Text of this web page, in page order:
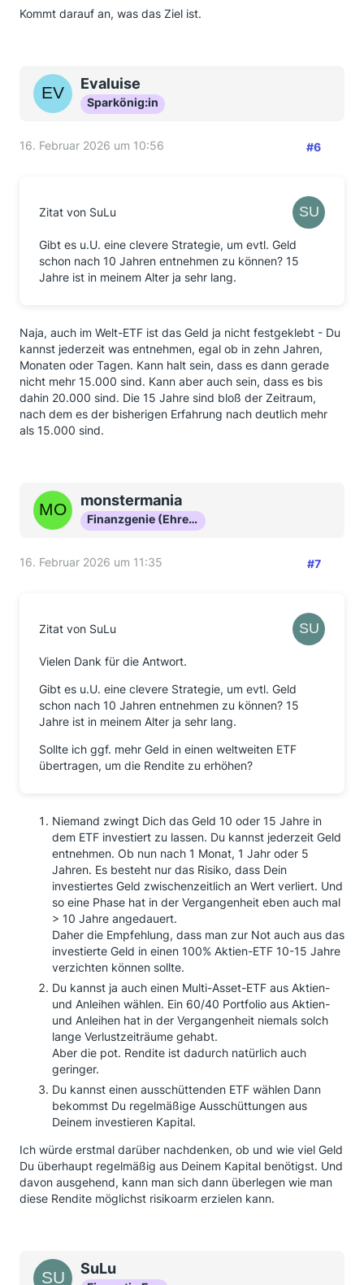
Kommt darauf an, was das Ziel ist.
Evaluise
Sparkönig:in
16. Februar 2026 um 10:56 #6
Zitat von SuLu
Gibt es u.U. eine clevere Strategie, um evtl. Geld
schon nach 10 Jahren entnehmen zu können? 15
Jahre ist in meinem Alter ja sehr lang.
Naja, auch im Welt-ETF ist das Geld ja nicht festgeklebt - Du
kannst jederzeit was entnehmen, egal ob in zehn Jahren,
Monaten oder Tagen. Kann halt sein, dass es dann gerade
nicht mehr 15.000 sind. Kann aber auch sein, dass es bis
dahin 20.000 sind. Die 15 Jahre sind bloß der Zeitraum,
nach dem es der bisherigen Erfahrung nach deutlich mehr
als 15.000 sind.
monstermania
Finanzgenie (Ehrenmitglied)
16. Februar 2026 um 11:35 #7
Zitat von SuLu
Vielen Dank für die Antwort.
Gibt es u.U. eine clevere Strategie, um evtl. Geld
schon nach 10 Jahren entnehmen zu können? 15
Jahre ist in meinem Alter ja sehr lang.
Sollte ich ggf. mehr Geld in einen weltweiten ETF
übertragen, um die Rendite zu erhöhen?
Niemand zwingt Dich das Geld 10 oder 15 Jahre in
dem ETF investiert zu lassen. Du kannst jederzeit Geld
entnehmen. Ob nun nach 1 Monat, 1 Jahr oder 5
Jahren. Es besteht nur das Risiko, dass Dein
investiertes Geld zwischenzeitlich an Wert verliert. Und
so eine Phase hat in der Vergangenheit eben auch mal
> 10 Jahre angedauert.
Daher die Empfehlung, dass man zur Not auch aus das
investierte Geld in einen 100% Aktien-ETF 10-15 Jahre
verzichten können sollte.
Du kannst ja auch einen Multi-Asset-ETF aus Aktien-
und Anleihen wählen. Ein 60/40 Portfolio aus Aktien-
und Anleihen hat in der Vergangenheit niemals solch
lange Verlustzeiträume gehabt.
Aber die pot. Rendite ist dadurch natürlich auch
geringer.
Du kannst einen ausschüttenden ETF wählen Dann
bekommst Du regelmäßige Ausschüttungen aus
Deinem investieren Kapital.
Ich würde erstmal darüber nachdenken, ob und wie viel Geld
Du überhaupt regelmäßig aus Deinem Kapital benötigst. Und
davon ausgehend, kann man sich dann überlegen wie man
diese Rendite möglichst risikoarm erzielen kann.
SuLu